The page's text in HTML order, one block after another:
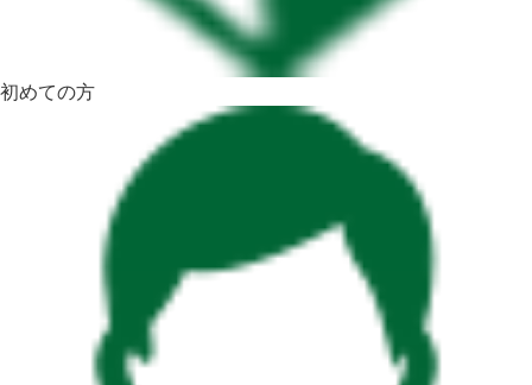
初めての方